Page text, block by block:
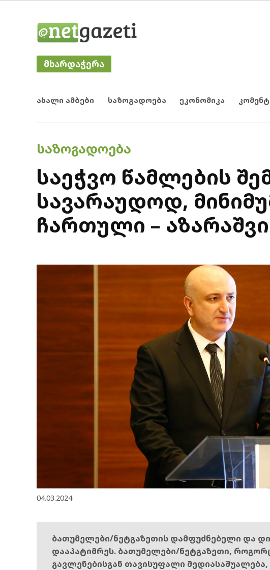
მხარდაჭერა
ახალი ამბები საზოგადოება ეკონომიკა
POSTED
ᲡᲐᲖᲝᲒᲐᲓᲝᲔᲑᲐ
საეჭვო წამლების
სავარაუდოდ,
ჩართული –
04.03.2024
ბათუმელები/ნეტგაზეთის დამფუძნებელი და
დააპატიმრეს. ბათუმელები/ნეტგაზეთი,
გავლენებისგან თავისუფალი